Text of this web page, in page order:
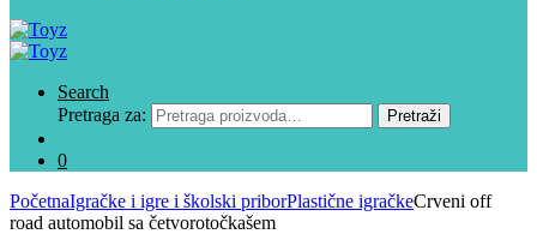
Search
Pretraga za:
Pretraži
0
PočetnaIgračke i igre i školski priborPlastične igračkeCrveni off
road automobil sa četvorotočkašem